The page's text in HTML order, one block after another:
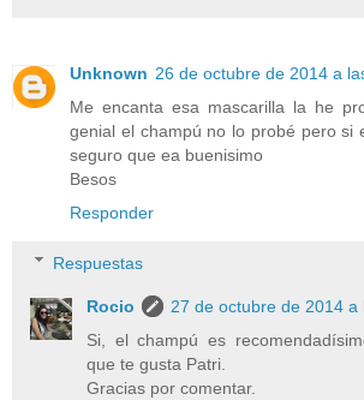
Unknown 26 de octubre de 2014 a
Me encanta esa mascarilla la he
genial el champú no lo probé pero si
seguro que ea buenisimo
Besos
Responder
Respuestas
Rocio
27 de octubre de 2014 a
Si, el champú es
que te gusta Patri.
Gracias por comentar.